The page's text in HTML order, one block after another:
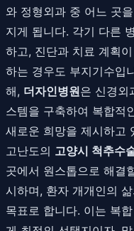
와 정형외과 중 어느 곳
지게 됩니다. 각기 다른
하고, 진단과 치료 계획
하는 경우도 부지기수입
해, 더자인병원은 신경외
스템을 구축하여 복합적
새로운 희망을 제시하고
고난도의 고양시 척추수
곳에서 원스톱으로 해결
시하며, 환자 개개인의
목표로 합니다. 이는 복